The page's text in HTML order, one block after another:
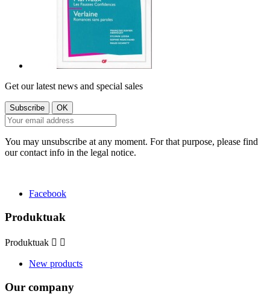
Get our latest news and special sales
You may unsubscribe at any moment. For that purpose, please find
our contact info in the legal notice.
Facebook
Produktuak
Produktuak  
New products
Our company